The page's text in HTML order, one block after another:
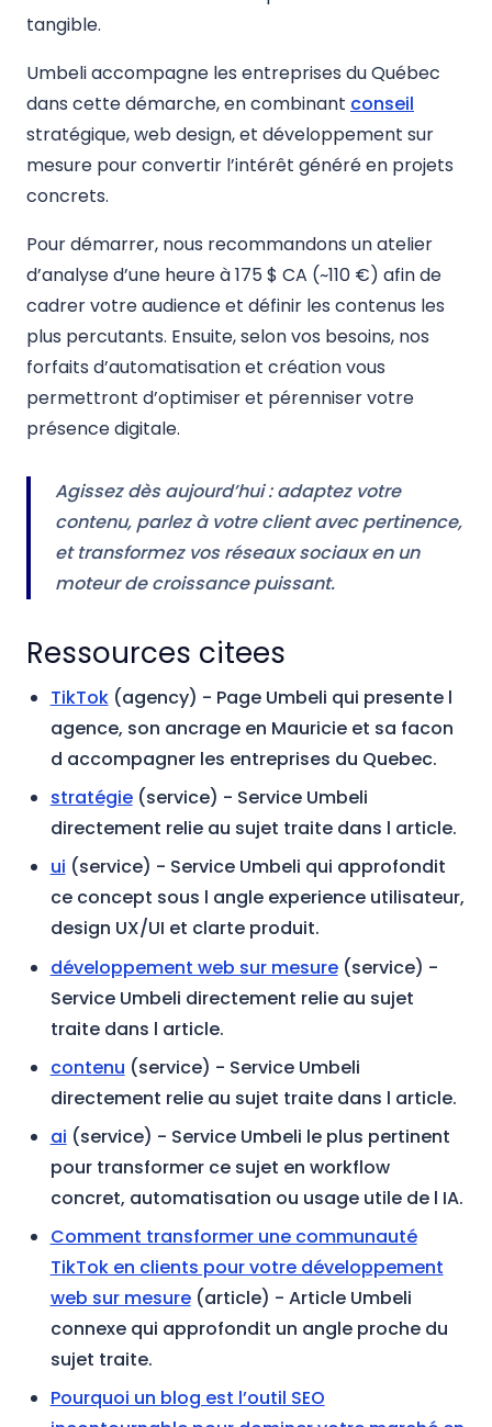
tangible.
Umbeli accompagne les entreprises du Québec
dans cette démarche, en combinant conseil
stratégique, web design, et développement sur
mesure pour convertir l’intérêt généré en projets
concrets.
Pour démarrer, nous recommandons un atelier
d’analyse d’une heure à 175 $ CA (~110 €) afin de
cadrer votre audience et définir les contenus les
plus percutants. Ensuite, selon vos besoins, nos
forfaits d’automatisation et création vous
permettront d’optimiser et pérenniser votre
présence digitale.
Agissez dès aujourd’hui : adaptez votre
contenu, parlez à votre client avec pertinence,
et transformez vos réseaux sociaux en un
moteur de croissance puissant.
Ressources citees
TikTok(agency) - Page Umbeli qui presente l
agence, son ancrage en Mauricie et sa facon
d accompagner les entreprises du Quebec.
stratégie(service) - Service Umbeli
directement relie au sujet traite dans l article.
ui (service) - Service Umbeli qui approfondit
ce concept sous l angle experience utilisateur,
design UX/UI et clarte produit.
développement web sur mesure(service) -
Service Umbeli directement relie au sujet
traite dans l article.
contenu (service) - Service Umbeli
directement relie au sujet traite dans l article.
ai (service) - Service Umbeli le plus pertinent
pour transformer ce sujet en workflow
concret, automatisation ou usage utile de l IA.
Comment transformer une communauté
TikTok en clients pour votre développement
web sur mesure(article) - Article Umbeli
connexe qui approfondit un angle proche du
sujet traite.
Pourquoi un blog est l’outil SEO